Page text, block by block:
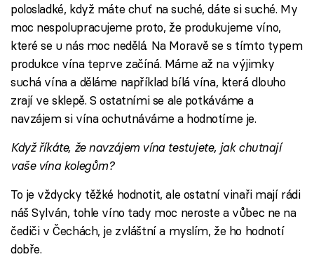
polosladké, když máte chuť na suché, dáte si suché. My
moc nespolupracujeme proto, že produkujeme víno,
které se u nás moc nedělá. Na Moravě se s tímto typem
produkce vína teprve začíná. Máme až na výjimky
suchá vína a děláme například bílá vína, která dlouho
zrají ve sklepě. S ostatními se ale potkáváme a
navzájem si vína ochutnáváme a hodnotíme je.
Když říkáte, že navzájem vína testujete, jak chutnají
vaše vína kolegům?
To je vždycky těžké hodnotit, ale ostatní vinaři mají rádi
náš Sylván, tohle víno tady moc neroste a vůbec ne na
čediči v Čechách, je zvláštní a myslím, že ho hodnotí
dobře.